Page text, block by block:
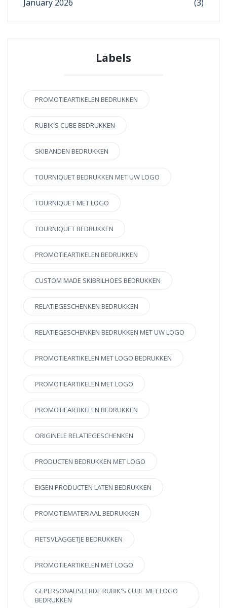
January 2026 (3)
Labels
PROMOTIEARTIKELEN BEDRUKKEN
RUBIK'S CUBE BEDRUKKEN
SKIBANDEN BEDRUKKEN
TOURNIQUET BEDRUKKEN MET UW LOGO
TOURNIQUET MET LOGO
TOURNIQUET BEDRUKKEN
PROMOTIEARTIKELEN BEDRUKKEN
CUSTOM MADE SKIBRILHOES BEDRUKKEN
RELATIEGESCHENKEN BEDRUKKEN
RELATIEGESCHENKEN BEDRUKKEN MET UW LOGO
PROMOTIEARTIKELEN MET LOGO BEDRUKKEN
PROMOTIEARTIKELEN MET LOGO
PROMOTIEARTIKELEN BEDRUKKEN
ORIGINELE RELATIEGESCHENKEN
PRODUCTEN BEDRUKKEN MET LOGO
EIGEN PRODUCTEN LATEN BEDRUKKEN
PROMOTIEMATERIAAL BEDRUKKEN
FIETSVLAGGETJE BEDRUKKEN
PROMOTIEARTIKELEN MET LOGO
GEPERSONALISEERDE RUBIK'S CUBE MET LOGO
BEDRUKKEN